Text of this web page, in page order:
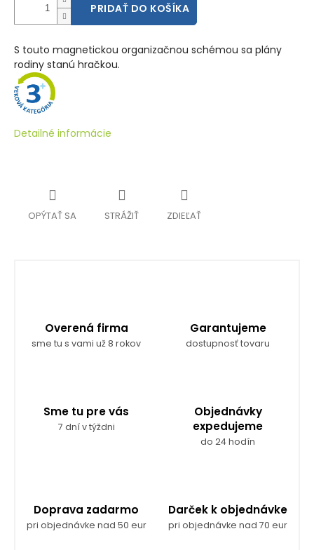
PRIDAŤ DO KOŠÍKA
S touto magnetickou organizačnou schémou sa plány
rodiny stanú hračkou.
Detailné informácie
OPÝTAŤ SA STRÁŽIŤ ZDIEĽAŤ
Overená firma
sme tu s vami už 8 rokov
Garantujeme
dostupnosť tovaru
Sme tu pre vás
7 dní v týždni
Objednávky
expedujeme
do 24 hodín
Doprava zadarmo
pri objednávke nad 50 eur
Darček k objednávke
pri objednávke nad 70 eur